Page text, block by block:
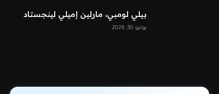
بيلي لومبي، مارلين إميلي لينجستاد
يوليو 30, 2026